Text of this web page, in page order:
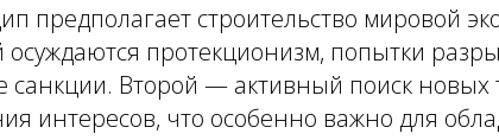
предполагает строительство мировой
осуждаются протекционизм, попытки
санкции. Второй — активный поиск новых
интересов, что особенно важно для